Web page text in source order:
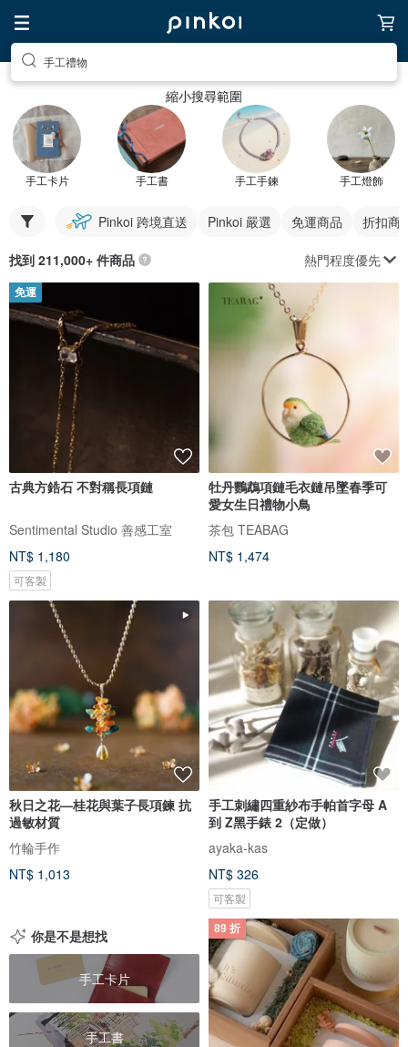
手工禮物
縮小搜尋範圍
手工卡片 手工書 手工手鍊 手工燈飾
Pinkoi 跨境直送 Pinkoi 嚴選 免運商品 折扣商
找到 211,000+ 件商品 熱門程度優先
免運
古典方鋯石 不對稱長項鏈
Sentimental Studio 善感工室
NT$ 1,180
可客製
牡丹鸚鵡項鏈毛衣鏈吊墜春季可
愛女生日禮物小鳥
茶包 TEABAG
NT$ 1,474
秋日之花—桂花與葉子長項鍊 抗
過敏材質
竹輪手作
NT$ 1,013
手工刺繡四重紗布手帕首字母 A
到 Z黑手錶 2（定做）
ayaka-kas
NT$ 326
可客製
你是不是想找
手工卡片
手工書
89 折